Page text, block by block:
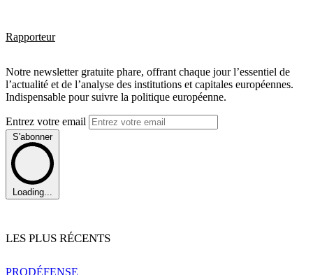
Rapporteur
Notre newsletter gratuite phare, offrant chaque jour l’essentiel de
l’actualité et de l’analyse des institutions et capitales européennes.
Indispensable pour suivre la politique européenne.
Entrez votre email
S'abonner
Loading...
LES PLUS RÉCENTS
PRODÉFENSE